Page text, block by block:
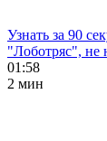
Узнать за 90
"Лоботряс", не
01:58
2 мин